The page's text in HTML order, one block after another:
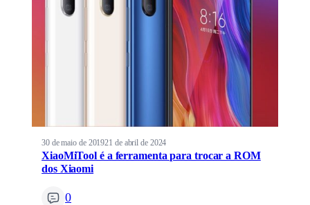
30 de maio de 201921 de abril de 2024
XiaoMiTool é a ferramenta para trocar a ROM
dos Xiaomi
0